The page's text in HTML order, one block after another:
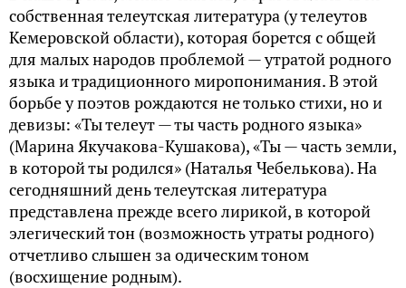
собственная телеутская литература (у телеутов
Кемеровской области), которая борется с общей
для малых народов проблемой — утратой родного
языка и традиционного миропонимания. В этой
борьбе у поэтов рождаются не только стихи, но и
девизы: «Ты телеут — ты часть родного языка»
(Марина Якучакова-Кушакова), «Ты — часть земли,
в которой ты родился» (Наталья Чебелькова). На
сегодняшний день телеутская литература
представлена прежде всего лирикой, в которой
элегический тон (возможность утраты родного)
отчетливо слышен за одическим тоном
(восхищение родным).